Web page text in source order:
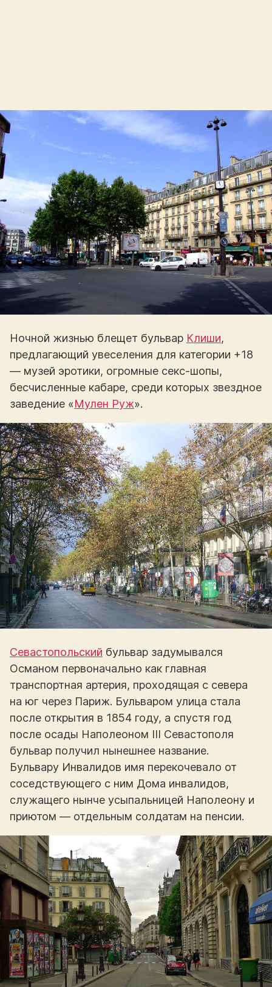
Ночной жизнью блещет бульвар Клиши,
предлагающий увеселения для категории +18
— музей эротики, огромные секс-шопы,
бесчисленные кабаре, среди которых звездное
заведение «Мулен Руж».
Севастопольский бульвар задумывался
Османом первоначально как главная
транспортная артерия, проходящая с севера
на юг через Париж. Бульваром улица стала
после открытия в 1854 году, а спустя год
после осады Наполеоном III Севастополя
бульвар получил нынешнее название.
Бульвару Инвалидов имя перекочевало от
соседствующего с ним Дома инвалидов,
служащего нынче усыпальницей Наполеону и
приютом — отдельным солдатам на пенсии.